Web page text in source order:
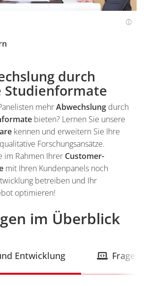
durch
mehrAbwechslung durch
bieten? Lernen Sie unsere
kennen und erweitern Sie Ihre
Forschungsansätze.
im Rahmen Ihrer Customer-
mit Ihren Kundenpanels noch
betreiben und Ihr
optimieren!
Einleitung
im Überblick
Entwicklung